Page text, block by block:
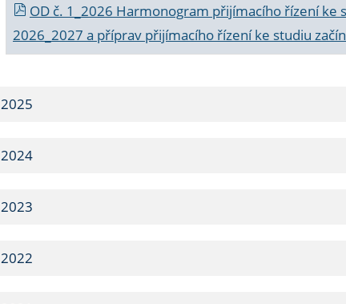
OD č. 1_2026 Harmonogram přijímacího řízení ke
2026_2027 a příprav přijímacího řízení ke studiu
2025
2024
2023
2022